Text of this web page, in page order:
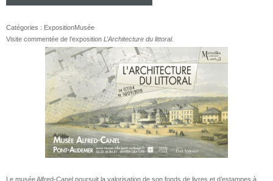
Catégories : ExpositionMusée
Visite commentée de l’exposition L’Architecture du littoral.
Le musée Alfred-Canel poursuit la valorisation de son fonds de livres et d’estampes à